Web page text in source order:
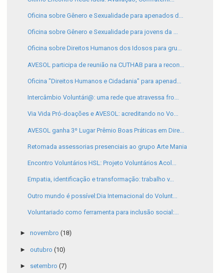
Oficina sobre Gênero e Sexualidade para apenados d...
Oficina sobre Gênero e Sexualidade para jovens da ...
Oficina sobre Direitos Humanos dos Idosos para gru...
AVESOL participa de reunião na CUTHAB para a recon...
Oficina "Direitos Humanos e Cidadania" para apenad...
Intercâmbio Voluntári@: uma rede que atravessa fro...
Via Vida Pró-doações e AVESOL: acreditando no Vo...
AVESOL ganha 3º Lugar Prêmio Boas Práticas em Dire...
Retomada assessorias presenciais ao grupo Arte Mania
Encontro Voluntários HSL: Projeto Voluntários Acol...
Empatia, identificação e transformação: trabalho v...
Outro mundo é possível:Dia Internacional do Volunt...
Voluntariado como ferramenta para inclusão social:...
► novembro (18)
► outubro (10)
► setembro (7)